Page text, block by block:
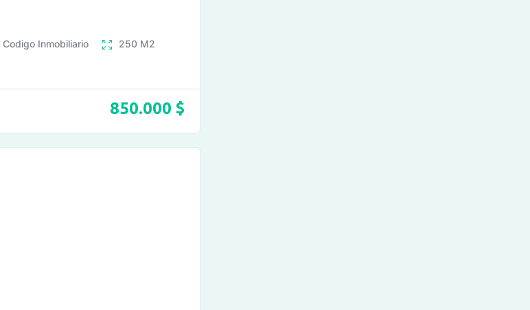
Codigo Inmobiliario 250 M2
850.000 $